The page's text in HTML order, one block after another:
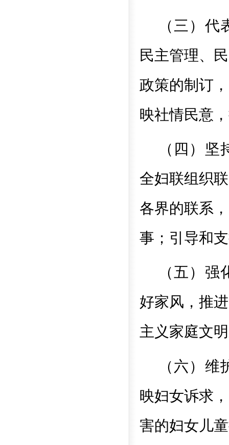
（三）
民主管理、
政策的制订
映社情民意
（四）
全妇联组织
各界的联系
事；引导和
（五）
好家风，推
主义家庭文
（六）
映妇女诉求
害的妇女儿